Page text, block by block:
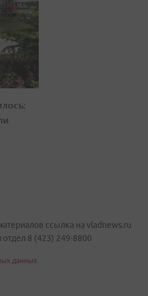
ссылка на vladnews.ru
8 (423) 249-8800
данных